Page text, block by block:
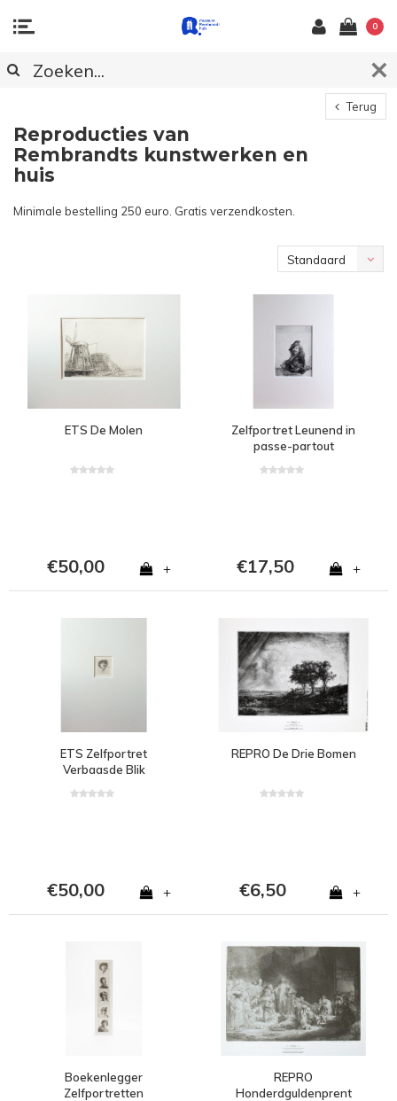
0
Terug
Reproducties van
Rembrandts kunstwerken en
huis
Minimale bestelling 250 euro. Gratis verzendkosten.
Standaard
ETS De Molen
€50,00 +
Zelfportret Leunend in
passe-partout
€17,50 +
ETS Zelfportret
Verbaasde Blik
€50,00 +
REPRO De Drie Bomen
€6,50 +
Boekenlegger
Zelfportretten
REPRO
Honderdguldenprent